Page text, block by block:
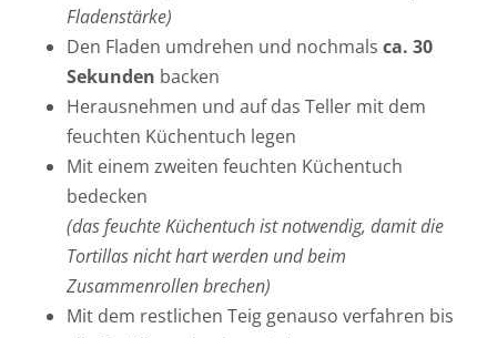
Fladenstärke)
Den Fladen umdrehen und nochmals ca. 30
Sekunden backen
Herausnehmen und auf das Teller mit dem
feuchten Küchentuch legen
Mit einem zweiten feuchten Küchentuch
bedecken
(das feuchte Küchentuch ist notwendig, damit die
Tortillas nicht hart werden und beim
Zusammenrollen brechen)
Mit dem restlichen Teig genauso verfahren bis